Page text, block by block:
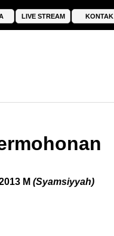
KONTAK
LIVE STREAM
M (Syamsiyyah)